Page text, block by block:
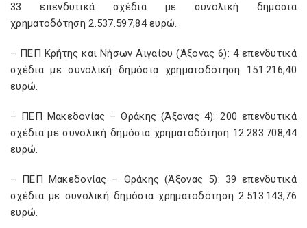
33 επενδυτικά σχέδια με συνολική δημόσια
χρηματοδότηση 2.537.597,84 ευρώ.
– ΠΕΠ Κρήτης και Νήσων Αιγαίου (Άξονας 6): 4 επενδυτικά
σχέδια με συνολική δημόσια χρηματοδότηση 151.216,40
ευρώ.
– ΠΕΠ Μακεδονίας – Θράκης (Άξονας 4): 200 επενδυτικά
σχέδια με συνολική δημόσια χρηματοδότηση 12.283.708,44
ευρώ.
– ΠΕΠ Μακεδονίας – Θράκης (Άξονας 5): 39 επενδυτικά
σχέδια με συνολική δημόσια χρηματοδότηση 2.513.143,76
ευρώ.